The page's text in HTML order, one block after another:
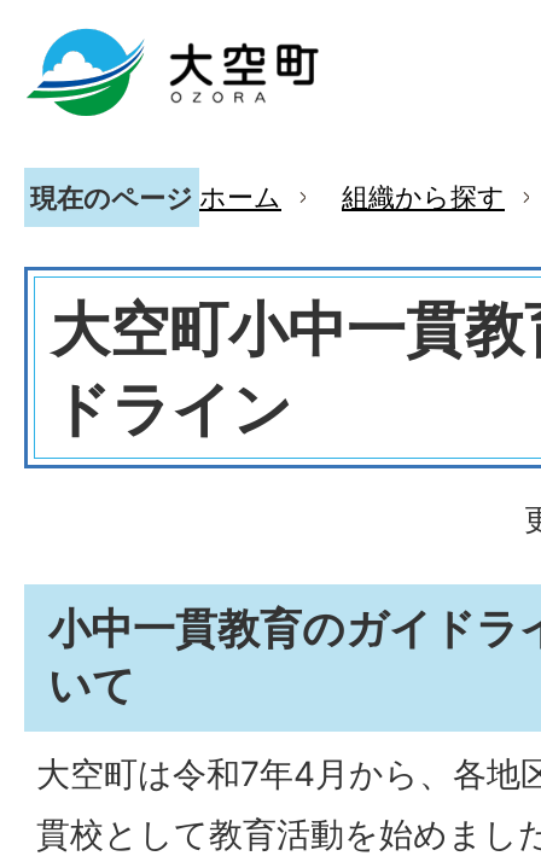
現在のページ ホーム 組織から探す
大空町小中一貫
ドライン
小中一貫教育のガイドラ
いて
大空町は令和7年4月から、各地
貫校として教育活動を始めまし